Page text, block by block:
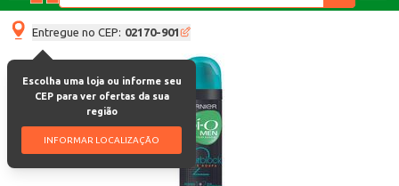
Entregue no CEP: 02170-901
Escolha uma loja ou informe seu
CEP para ver ofertas da sua
região
INFORMAR LOCALIZAÇÃO